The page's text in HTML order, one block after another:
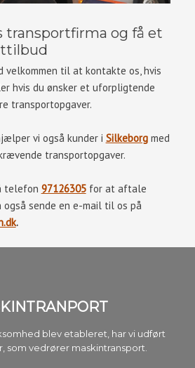
transportfirma og få et
velkommen til at kontakte os, hvis
hvis du ønsker et uforpligtende
transportopgaver.
vi også kunder i Silkeborg med
transportopgaver.
telefon 97126305for at aftale
også sende en e-mail til os på
.
blev etableret, har vi udført
som vedrører maskintransport.​​